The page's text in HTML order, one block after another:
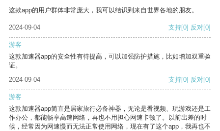
这款app的用户群体非常庞大，我可以结识到来自世界各地的朋友。
2024-09-04 支持[0] 反对[0]
游客
这款加速器app的安全性有待提高，可以加强防护措施，比如增加双重验
证。
2024-09-04
支持[0] 反对[0]
游客
这款加速器app简直是居家旅行必备神器，无论是看视频、玩游戏还是工
作办公，都能畅享高速网络，再也不用担心网速卡顿了。以前出差的时
候，经常因为网速慢而无法正常使用网络，现在有了这个app，我再也不